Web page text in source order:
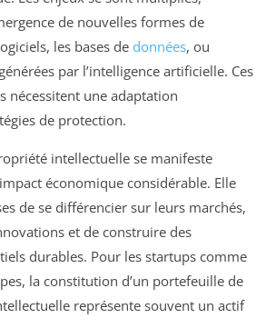
de nouvelles formes de
les bases de données, ou
par l’intelligence artificielle. Ces
nécessitent une adaptation
de protection.
intellectuelle se manifeste
économique considérable. Elle
de se différencier sur leurs marchés,
et de construire des
durables. Pour les startups comme
la constitution d’un portefeuille de
représente souvent un actif